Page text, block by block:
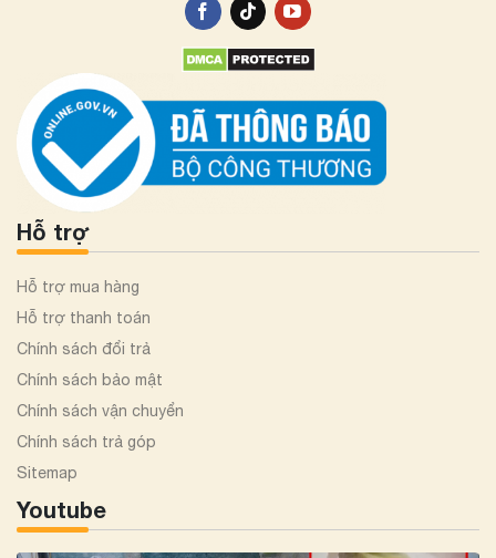
Hỗ trợ
Hỗ trợ mua hàng
Hỗ trợ thanh toán
Chính sách đổi trả
Chính sách bảo mật
Chính sách vận chuyển
Chính sách trả góp
Sitemap
Youtube